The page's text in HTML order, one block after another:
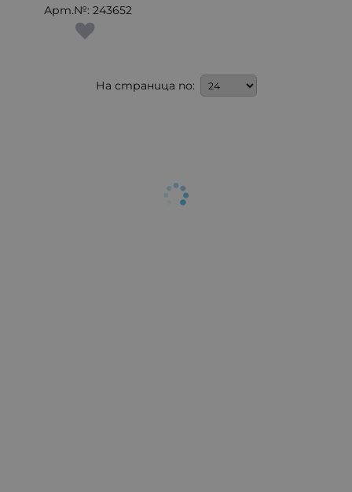
Арт.№: 243652
На страница по: